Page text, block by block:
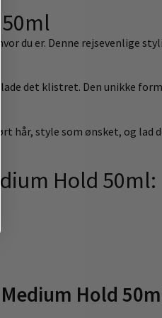
du er. Denne rejsevenlige
det klistret. Den unikke
hår, style som ønsket, og lad
Hold 50ml:
Hold